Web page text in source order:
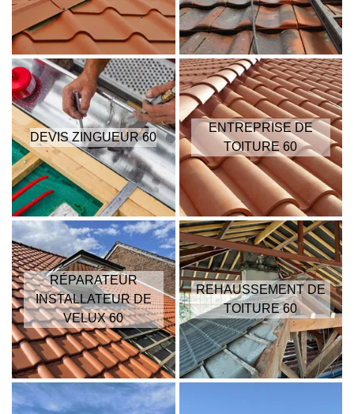
DEVIS ZINGUEUR 60
ENTREPRISE DE
TOITURE 60
RÉPARATEUR
INSTALLATEUR DE
VELUX 60
REHAUSSEMENT DE
TOITURE 60